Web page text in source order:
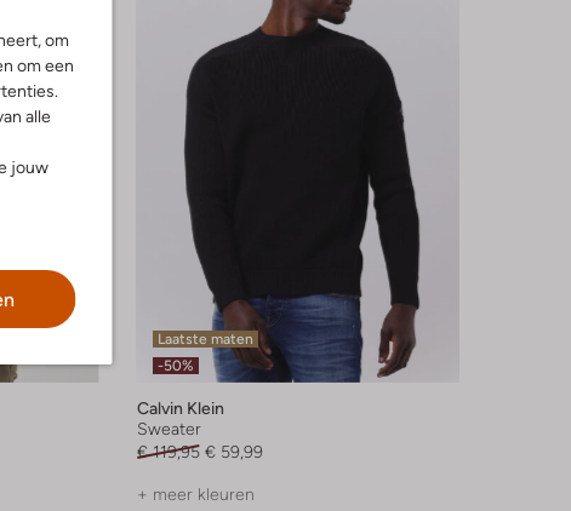
om
om een
alle
jouw
Laatste maten
-50%
Calvin Klein
Sweater
€ 119,95 € 59,99
+ meer kleuren